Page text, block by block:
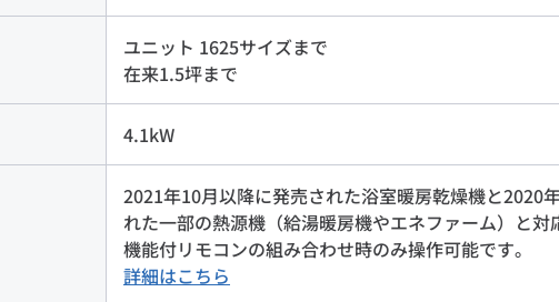
ユニット 1625サイズまで
在来1.5坪まで
4.1kW
2021年10月以降に発売された浴室暖房乾燥機と2020
れた一部の熱源機（給湯暖房機やエネファーム）と
機能付リモコンの組み合わせ時のみ操作可能です。
詳細はこちら